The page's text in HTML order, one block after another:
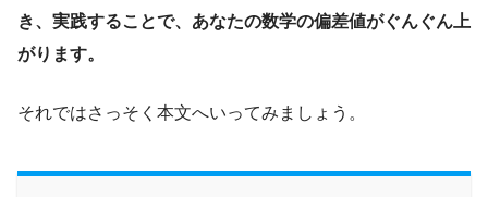
き、実践することで、あなたの数学の偏差値がぐんぐん上
がります。
それではさっそく本文へいってみましょう。